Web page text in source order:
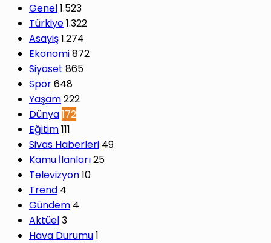
Genel1.523
Türkiye1.322
Asayiş1.274
Ekonomi872
Siyaset 865
Spor648
Yaşam222
Dünya172
Eğitim111
Sivas Haberleri 49
Kamu İlanları25
Televizyon10
Trend 4
Gündem 4
Aktüel3
Hava Durumu1